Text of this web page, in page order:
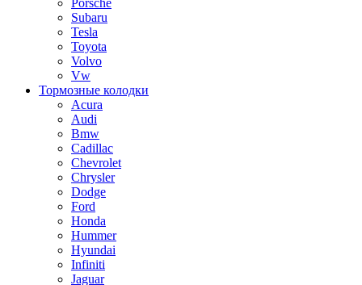
Porsche
Subaru
Tesla
Toyota
Volvo
Vw
Тормозные колодки
Acura
Audi
Bmw
Cadillac
Chevrolet
Chrysler
Dodge
Ford
Honda
Hummer
Hyundai
Infiniti
Jaguar